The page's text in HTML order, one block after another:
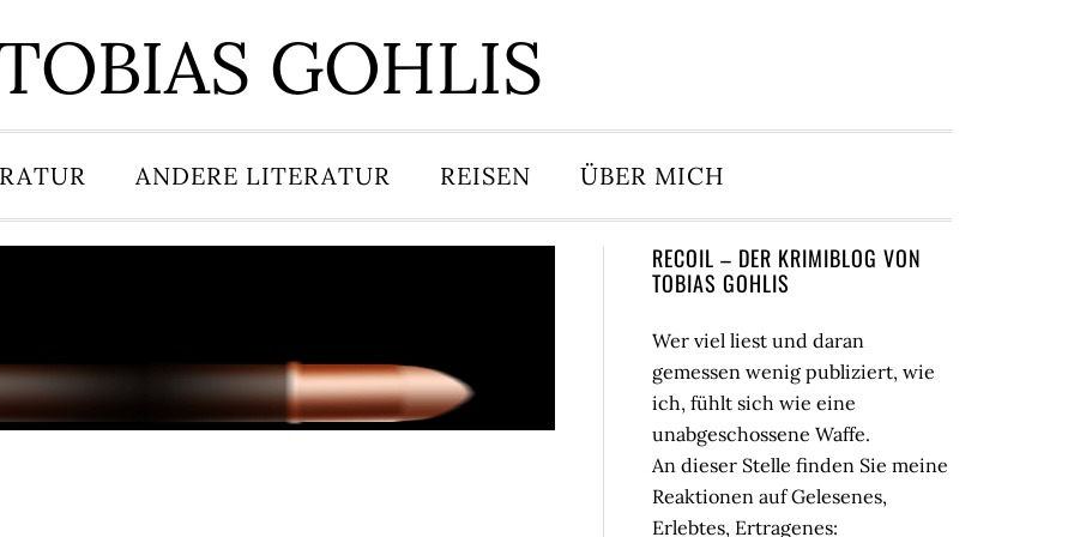
GOHLIS
ANDERE LITERATUR REISEN ÜBER MICH
Seitenspalte
RECOIL – DER KRIMIBLOG VON
TOBIAS GOHLIS
Wer viel liest und daran
gemessen wenig publiziert, wie
ich, fühlt sich wie eine
unabgeschossene Waffe.
An dieser Stelle finden Sie meine
Reaktionen auf Gelesenes,
Erlebtes, Ertragenes: